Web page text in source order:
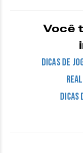
Você
DICAS DE
DICAS